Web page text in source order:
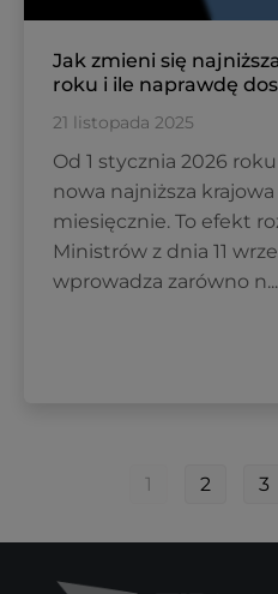
Jak zmieni się
roku i ile naprawdę
21 listopada 2025
Od 1 stycznia 2026
nowa najniższa
miesięcznie. To efekt
Ministrów z dnia 11
wprowadza zarówno n...
1 2 3